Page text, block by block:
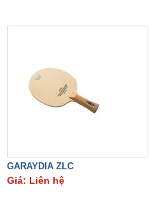
GARAYDIA ZLC
Giá: Liên hệ